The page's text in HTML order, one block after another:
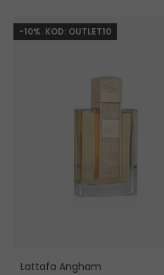
-10%. KOD: OUTLET10
Lattafa Angham